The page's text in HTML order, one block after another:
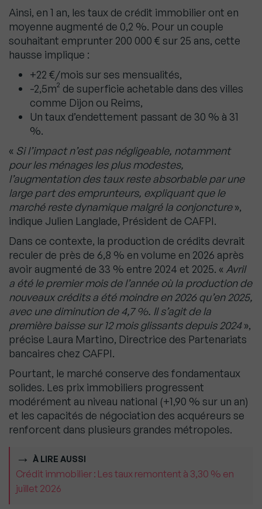
Ainsi, en 1 an, les taux de crédit immobilier ont en
moyenne augmenté de 0,2 %. Pour un couple
souhaitant emprunter 200 000 € sur 25 ans, cette
hausse implique :
+22 €/mois sur ses mensualités,
-2,5m² de superficie achetable dans des villes
comme Dijon ou Reims,
Un taux d’endettement passant de 30 % à 31
%.
« Si l’impact n’est pas négligeable, notamment
pour les ménages les plus modestes,
l’augmentation des taux reste absorbable par une
large part des emprunteurs, expliquant que le
marché reste dynamique malgré la conjoncture»,
indique Julien Langlade, Président de CAFPI.
Dans ce contexte, la production de crédits devrait
reculer de près de 6,8 % en volume en 2026 après
avoir augmenté de 33 % entre 2024 et 2025. « Avril
a été le premier mois de l’année où la production de
nouveaux crédits a été moindre en 2026 qu’en 2025,
avec une diminution de 4,7 %. Il s’agit de la
première baisse sur 12 mois glissants depuis 2024»,
précise Laura Martino, Directrice des Partenariats
bancaires chez CAFPI.
Pourtant, le marché conserve des fondamentaux
solides. Les prix immobiliers progressent
modérément au niveau national (+1,90 % sur un an)
et les capacités de négociation des acquéreurs se
renforcent dans plusieurs grandes métropoles.
À LIRE AUSSI
Crédit immobilier : Les taux remontent à 3,30 % en
juillet 2026